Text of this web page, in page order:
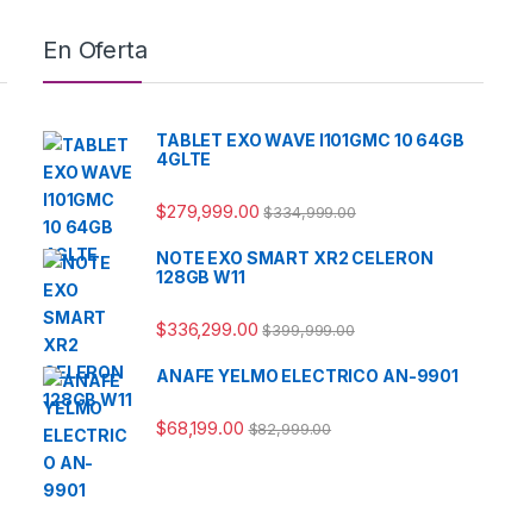
En Oferta
TABLET EXO WAVE I101GMC 10 64GB
4GLTE
$279,999.00 $334,999.00
NOTE EXO SMART XR2 CELERON
128GB W11
$336,299.00 $399,999.00
ANAFE YELMO ELECTRICO AN-9901
$68,199.00 $82,999.00